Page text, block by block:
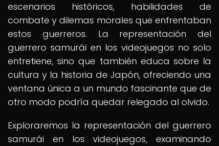
escenarios históricos, habilidades de
combate y dilemas morales que enfrentaban
estos guerreros. La representación del
guerrero samurái en los videojuegos no solo
entretiene, sino que también educa sobre la
cultura y la historia de Japón, ofreciendo una
ventana única a un mundo fascinante que de
otro modo podría quedar relegado al olvido.
Exploraremos la representación del guerrero
samurái en los videojuegos, examinando